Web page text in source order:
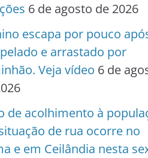
6 de agosto de 2026
escapa por pouco
e arrastado por
Veja vídeo 6 de
de acolhimento à
de rua ocorre no
e em Ceilândia nesta